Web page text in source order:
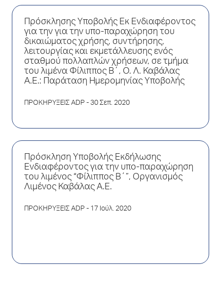
Πρόσκλησης Υποβολής Εκ Ενδιαφέροντος
για την για την υπο-παραχώρηση του
δικαιώματος χρήσης, συντήρησης,
λειτουργίας και εκμετάλλευσης ενός
σταθμού πολλαπλών χρήσεων, σε τμήμα
του λιμένα Φίλιππος Β΄, Ο. Λ. Καβάλας
Α.Ε.: Παράταση Ημερομηνίας Υποβολής
ΠΡΟΚΗΡΥΞΕΙΣ ADP - 30 Σεπ. 2020
Πρόσκληση Υποβολής Εκδήλωσης
Ενδιαφέροντος για την υπο-παραχώρηση
του λιμένος “Φίλιππος Β΄”, Οργανισμός
Λιμένος Καβάλας Α.Ε.
ΠΡΟΚΗΡΥΞΕΙΣ ADP - 17 Ιούλ. 2020